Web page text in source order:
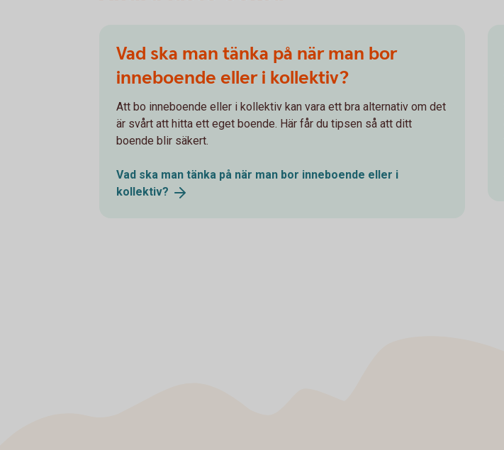
Vad ska man tänka på när man bor
inneboende eller i kollektiv?
Att bo inneboende eller i kollektiv kan vara ett bra alternativ om det
är svårt att hitta ett eget boende. Här får du tipsen så att ditt
boende blir säkert.
Vad ska man tänka på när man bor inneboende eller i
kollektiv?